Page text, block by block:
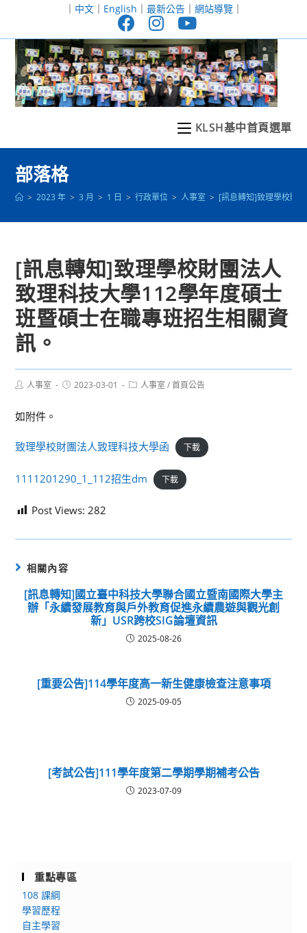
至
｜ 中文｜ English ｜ 最新公告｜ 網站導覽｜
KLSH基中首頁選單
部落格
> 2023 年 > 3 月 > 1 日 > 行政單位 > 人事室 > [訊息轉知]致理學校財
[訊息轉知]致理學校財團法人
致理科技大學112學年度碩士
班暨碩士在職專班招生相關資
訊。
Post人事室
Post2023-03-01
Post人事室 / 首頁公告
如附件。
致理學校財團法人致理科技大學函 下載
1111201290_1_112招生dm 下載
Post Views: 282
相關內容
[訊息轉知]國立臺中科技大學聯合國立暨南國際大學主
辦「永續發展教育與戶外教育促進永續農遊與觀光創
新」USR跨校SIG論壇資訊
2025-08-26
[重要公告]114學年度高一新生健康檢查注意事項
2025-09-05
[考試公告]111學年度第二學期學期補考公告
2023-07-09
重點專區
108 課綱
學習歷程
自主學習